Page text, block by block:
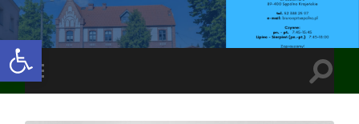
Open toolbar
Toggle
mobile
Toggle